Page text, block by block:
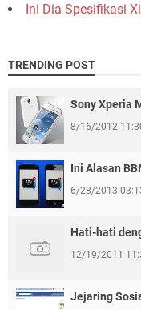
Ini Dia Spesifikasi
TRENDING POST
Sony Xperia
8/16/2012
Ini Alasan
6/28/2013
Hati-hati
12/19/2011
Jejaring